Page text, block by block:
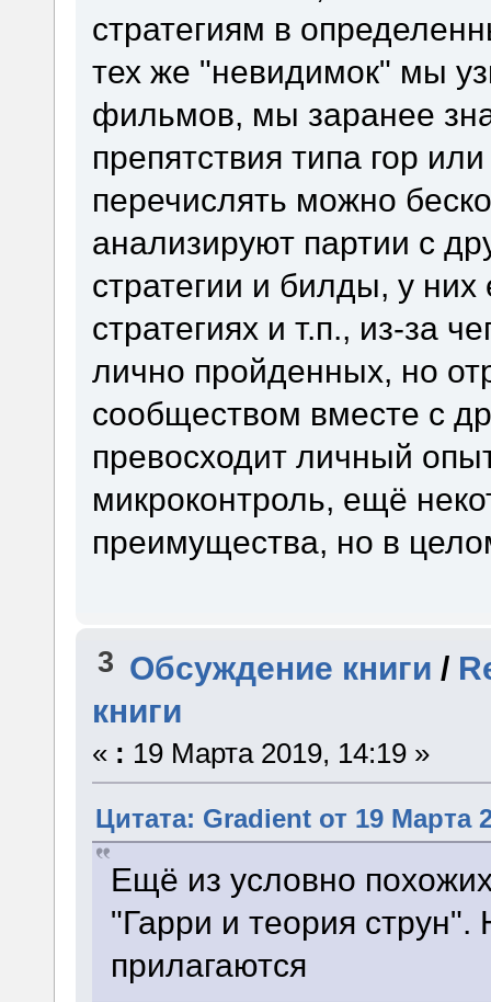
стратегиям в
тех же "невидимок" мы
фильмов, мы заранее
препятствия типа гор
перечислять можно
анализируют партии с
стратегии и билды, у них
стратегиях и т.п., из-за
лично пройденных, но
сообществом вместе с
превосходит личный
микроконтроль, ещё
преимущества, но в
3 Обсуждение книги /
книги
« : 19 Марта 2019, 14:19 »
Цитата: Gradient от 19 Марта
Ещё из условно
"Гарри и теория струн".
прилагаются